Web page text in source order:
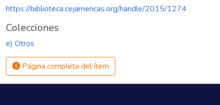
https://biblioteca.cejamericas.org/handle/2015/1274
Colecciones
e) Otros
Página completa del ítem